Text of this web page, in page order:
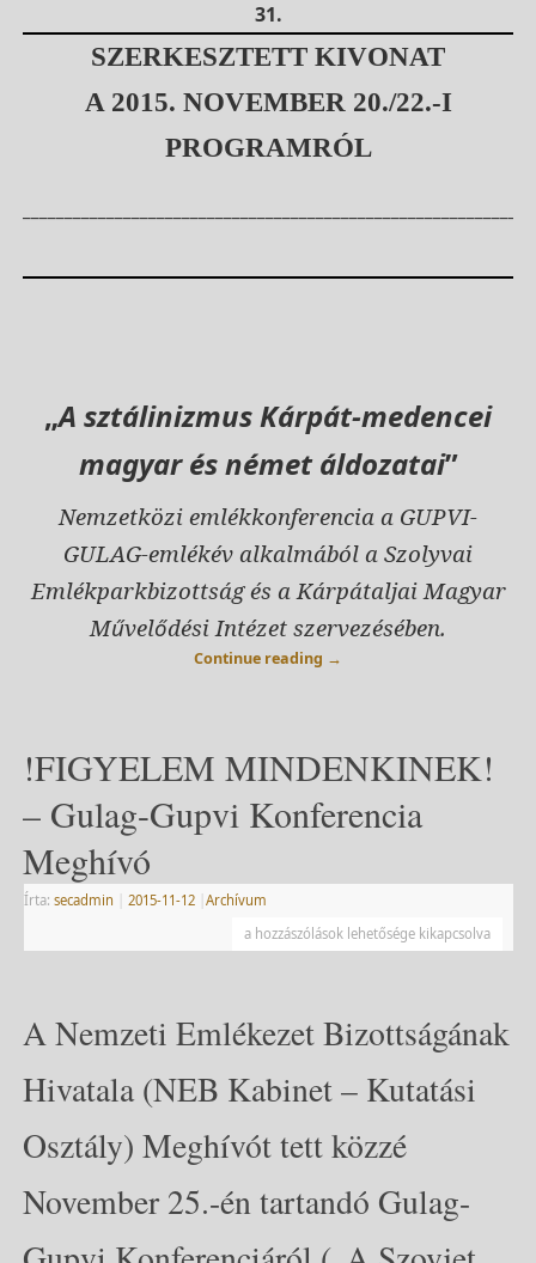
31.
SZERKESZTETT KIVONAT
A 2015. NOVEMBER 20./22.-I
PROGRAMRÓL
„A sztálinizmus Kárpát-medencei
magyar és német áldozatai”
Nemzetközi emlékkonferencia a GUPVI-
GULAG-emlékév alkalmából a Szolyvai
Emlékparkbizottság és a Kárpátaljai Magyar
Művelődési Intézet szervezésében.
Continue reading →
!FIGYELEM MINDENKINEK!
– Gulag-Gupvi Konferencia
Meghívó
Írta: secadmin 2015-11-12
Archívum
a hozzászólások lehetősége kikapcsolva
A Nemzeti Emlékezet Bizottságának
Hivatala (NEB Kabinet – Kutatási
Osztály) Meghívót tett közzé
November 25.-én tartandó Gulag-